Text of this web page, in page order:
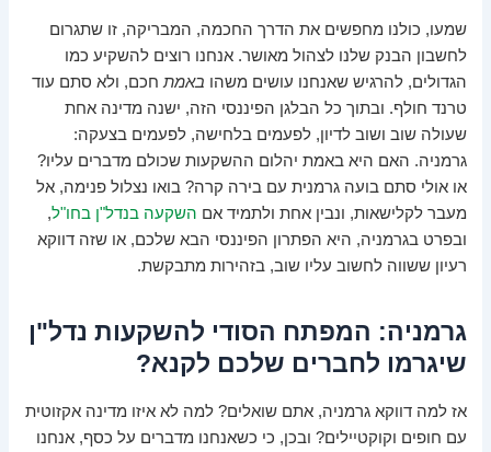
שמעו, כולנו מחפשים את הדרך החכמה, המבריקה, זו שתגרום
לחשבון הבנק שלנו לצהול מאושר. אנחנו רוצים להשקיע כמו
הגדולים, להרגיש שאנחנו עושים משהו באמת חכם, ולא סתם עוד
טרנד חולף. ובתוך כל הבלגן הפיננסי הזה, ישנה מדינה אחת
שעולה שוב ושוב לדיון, לפעמים בלחישה, לפעמים בצעקה:
גרמניה. האם היא באמת יהלום ההשקעות שכולם מדברים עליו?
או אולי סתם בועה גרמנית עם בירה קרה? בואו נצלול פנימה, אל
מעבר לקלישאות, ונבין אחת ולתמיד אם השקעה בנדל"ן בחו"ל,
ובפרט בגרמניה, היא הפתרון הפיננסי הבא שלכם, או שזה דווקא
רעיון ששווה לחשוב עליו שוב, בזהירות מתבקשת.
גרמניה: המפתח הסודי להשקעות נדל"ן
שיגרמו לחברים שלכם לקנא?
אז למה דווקא גרמניה, אתם שואלים? למה לא איזו מדינה אקזוטית
עם חופים וקוקטיילים? ובכן, כי כשאנחנו מדברים על כסף, אנחנו